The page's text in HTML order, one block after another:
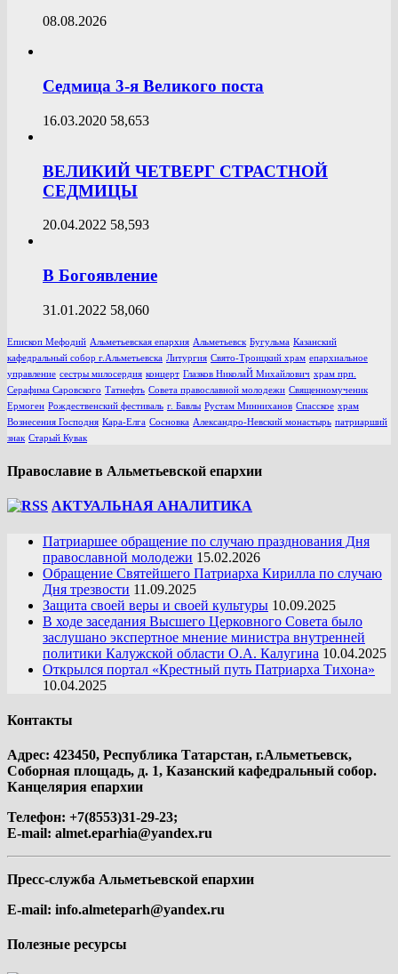
08.08.2026
Седмица 3-я Великого поста
16.03.2020 58,653
ВЕЛИКИЙ ЧЕТВЕРГ СТРАСТНОЙ
СЕДМИЦЫ
20.04.2022 58,593
В Богоявление
31.01.2022 58,060
Епископ Мефодий Альметьевская епархия Альметьевск Бугульма Казанский
кафедральный собор г.Альметьевска Литургия Свято-Троицкий храм епархиальное
управление сестры милосердия концерт Глазков НиколаЙ Михайлович храм прп.
Серафима Саровского Татнефть Совета православной молодежи Священномученик
Ермоген Рождественский фестиваль г. Бавлы Рустам Минниханов Спасское храм
Вознесения Господня Кара-Елга Сосновка Александро-Невский монастырь патриарший
знак Старый Кувак
Православие в Альметьевской епархии
АКТУАЛЬНАЯ АНАЛИТИКА
Патриаршее обращение по случаю празднования Дня
православной молодежи 15.02.2026
Обращение Святейшего Патриарха Кирилла по случаю
Дня трезвости 11.09.2025
Защита своей веры и своей культуры 10.09.2025
В ходе заседания Высшего Церковного Совета было
заслушано экспертное мнение министра внутренней
политики Калужской области О.А. Калугина 10.04.2025
Открылся портал «Крестный путь Патриарха Тихона»
10.04.2025
Контакты
Адрес: 423450, Республика Татарстан, г.Альметьевск,
Соборная площадь, д. 1, Казанский кафедральный собор.
Канцелярия епархии
Телефон: +7(8553)31-29-23;
E-mail: almet.eparhia@yandex.ru
Пресс-служба Альметьевской епархии
E-mail: info.almeteparh@yandex.ru
Полезные ресурсы